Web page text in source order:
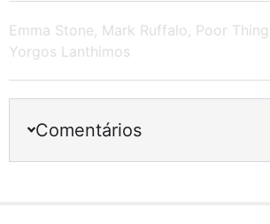
Emma Stone Mark Ruffalo Poor
Yorgos Lanthimos
Comentários